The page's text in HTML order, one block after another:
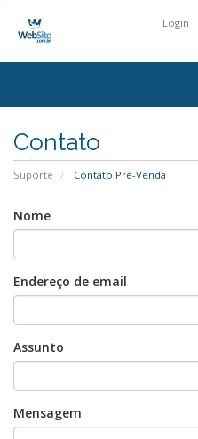
Login
Contato
Suporte Contato Pré-Venda
Nome
Endereço de email
Assunto
Mensagem